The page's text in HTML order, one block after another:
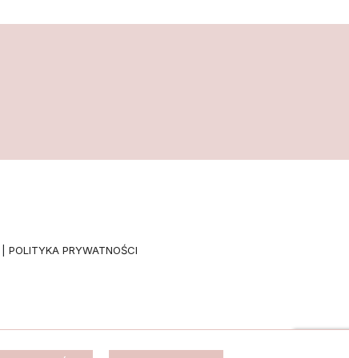
POLITYKA PRYWATNOŚCI